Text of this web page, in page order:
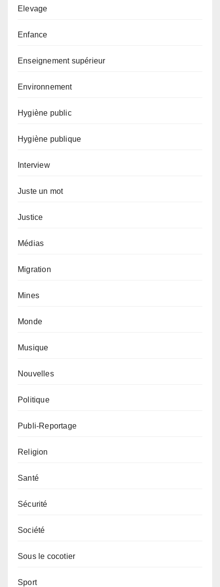
Elevage
Enfance
Enseignement supérieur
Environnement
Hygiène public
Hygiène publique
Interview
Juste un mot
Justice
Médias
Migration
Mines
Monde
Musique
Nouvelles
Politique
Publi-Reportage
Religion
Santé
Sécurité
Société
Sous le cocotier
Sport